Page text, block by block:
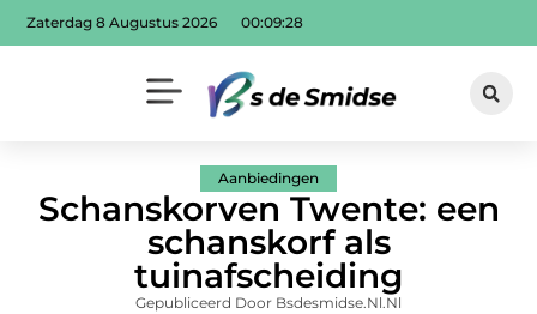
Zaterdag 8 Augustus 2026 00:09:29
Aanbiedingen
Schanskorven Twente: een
schanskorf als
tuinafscheiding
Gepubliceerd Door Bsdesmidse.nl.nl